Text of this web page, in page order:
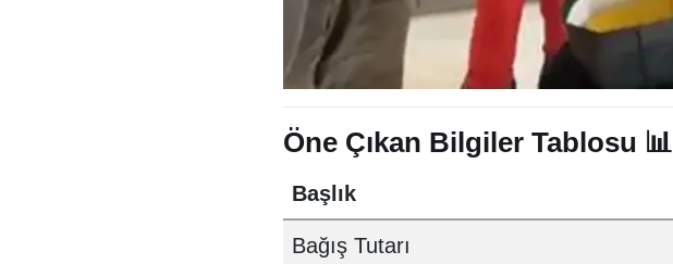
Öne Çıkan Bilgiler Tablosu 📊
Başlık
Bağış Tutarı